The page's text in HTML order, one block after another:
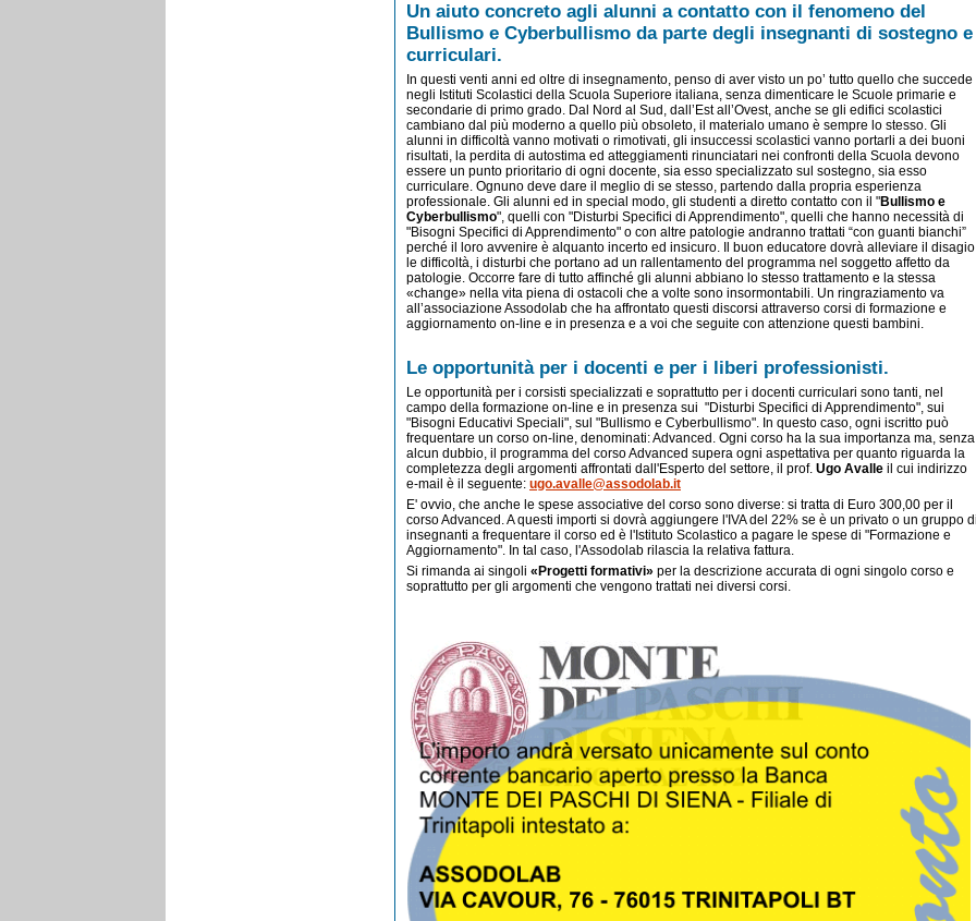
Un aiuto concreto agli alunni a contatto con il fenomeno del
Bullismo e Cyberbullismo da parte degli insegnanti di sostegno e
curriculari.
In questi venti anni ed oltre di insegnamento, penso di aver visto un po’ tutto quello che succede
negli Istituti Scolastici della Scuola Superiore italiana, senza dimenticare le Scuole primarie e
secondarie di primo grado. Dal Nord al Sud, dall’Est all’Ovest, anche se gli edifici scolastici
cambiano dal più moderno a quello più obsoleto, il materialo umano è sempre lo stesso. Gli
alunni in difficoltà vanno motivati o rimotivati, gli insuccessi scolastici vanno portarli a dei buoni
risultati, la perdita di autostima ed atteggiamenti rinunciatari nei confronti della Scuola devono
essere un punto prioritario di ogni docente, sia esso specializzato sul sostegno, sia esso
curriculare. Ognuno deve dare il meglio di se stesso, partendo dalla propria esperienza
professionale. Gli alunni ed in special modo, gli studenti a diretto contatto con il "Bullismo e
Cyberbullismo", quelli con "Disturbi Specifici di Apprendimento", quelli che hanno necessità di
"Bisogni Specifici di Apprendimento" o con altre patologie andranno trattati “con guanti bianchi”
perché il loro avvenire è alquanto incerto ed insicuro. Il buon educatore dovrà alleviare il
le difficoltà, i disturbi che portano ad un rallentamento del programma nel soggetto affetto da
patologie. Occorre fare di tutto affinché gli alunni abbiano lo stesso trattamento e la stessa
«change» nella vita piena di ostacoli che a volte sono insormontabili. Un ringraziamento va
all’associazione Assodolab che ha affrontato questi discorsi attraverso corsi di formazione e
aggiornamento on-line e in presenza e a voi che seguite con attenzione questi bambini.
Le opportunità per i docenti e per i liberi professionisti.
Le opportunità per i corsisti specializzati e soprattutto per i docenti curriculari sono tanti, nel
campo della formazione on-line e in presenza sui "Disturbi Specifici di Apprendimento", sui
"Bisogni Educativi Speciali", sul "Bullismo e Cyberbullismo". In questo caso, ogni iscritto può
frequentare un corso on-line, denominati: Advanced. Ogni corso ha la sua importanza ma, senza
alcun dubbio, il programma del corso Advanced supera ogni aspettativa per quanto riguarda la
completezza degli argomenti affrontati dall'Esperto del settore, il prof. Ugo Avalle il cui indirizzo
e-mail è il seguente: ugo.avalle@assodolab.it
E' ovvio, che anche le spese associative del corso sono diverse: si tratta di Euro 300,00 per il
corso Advanced. A questi importi si dovrà aggiungere l'IVA del 22% se è un privato o un gruppo
insegnanti a frequentare il corso ed è l'Istituto Scolastico a pagare le spese di "Formazione e
Aggiornamento". In tal caso, l'Assodolab rilascia la relativa fattura.
Si rimanda ai singoli «Progetti formativi» per la descrizione accurata di ogni singolo corso e
soprattutto per gli argomenti che vengono trattati nei diversi corsi.